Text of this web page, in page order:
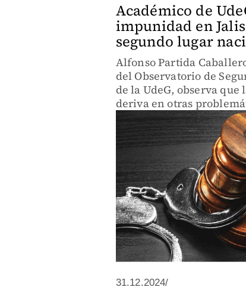
Académico de
impunidad en
segundo lugar
Alfonso Partida
del Observatorio de
de la UdeG, observa
deriva en otras
31.12.2024/